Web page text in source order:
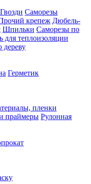
Гвозди Саморезы
крепеж Дюбель-
Шпильки Саморезы по
для теплоизоляции
дереву
Герметик
пленки
праймеры Рулонная